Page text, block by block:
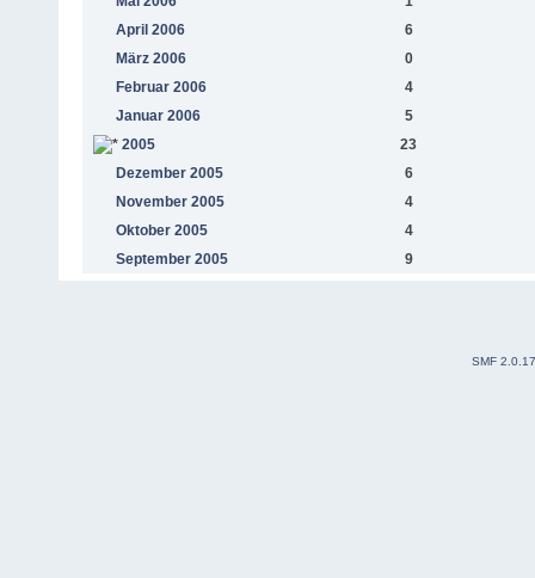
April 2006
6
März 2006
0
Februar 2006
4
Januar 2006
5
2005
23
Dezember 2005
6
November 2005
4
Oktober 2005
4
September 2005
9
SMF 2.0.17